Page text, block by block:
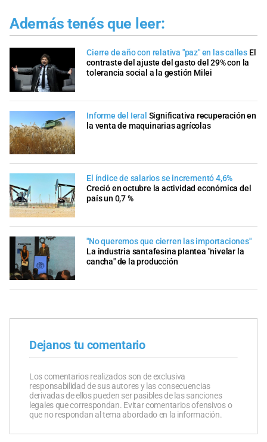
Además tenés que leer:
Cierre de año con relativa "paz" en las calles El
contraste del ajuste del gasto del 29% con la
tolerancia social a la gestión Milei
Informe del Ieral Significativa recuperación en
la venta de maquinarias agrícolas
El índice de salarios se incrementó 4,6%
Creció en octubre la actividad económica del
país un 0,7 %
"No queremos que cierren las importaciones"
La industria santafesina plantea "nivelar la
cancha" de la producción
Dejanos tu comentario
Los comentarios realizados son de exclusiva
responsabilidad de sus autores y las consecuencias
derivadas de ellos pueden ser pasibles de las sanciones
legales que correspondan. Evitar comentarios ofensivos o
que no respondan al tema abordado en la información.